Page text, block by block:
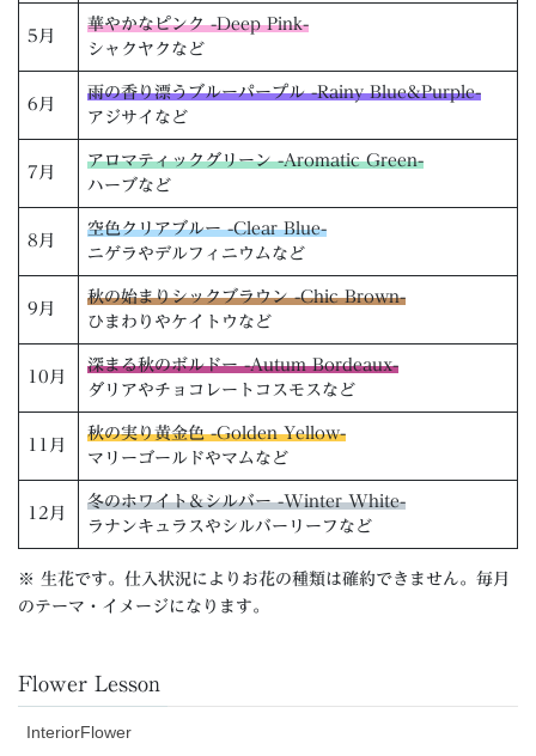
5月
華やかなピンク -Deep Pink-
シャクヤクなど
6月
雨の香り漂うブルーパープル -Rainy Blue&Purple-
アジサイなど
7月
アロマティックグリーン -Aromatic Green-
ハーブなど
8月
空色クリアブルー -Clear Blue-
ニゲラやデルフィニウムなど
9月
秋の始まりシックブラウン -Chic Brown-
ひまわりやケイトウなど
10月
深まる秋のボルドー -Autum Bordeaux-
ダリアやチョコレートコスモスなど
11月
秋の実り黄金色 -Golden Yellow-
マリーゴールドやマムなど
12月
冬のホワイト＆シルバー -Winter White-
ラナンキュラスやシルバーリーフなど
※ 生花です。仕入状況によりお花の種類は確約できません。毎月
のテーマ・イメージになります。
Flower Lesson
InteriorFlower